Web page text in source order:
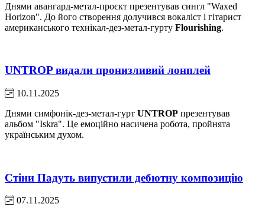
Днями авангард-метал-проєкт презентував сингл "Waxed
Horizon". До його створення долучився вокаліст і гітарист
американського технікал-дез-метал-гурту Flourishing.
UNTROP видали пронизливий лонплей
10.11.2025
Днями симфонік-дез-метал-гурт UNTROP презентував
альбом "Iskra". Це емоційно насичена робота, пройнята
українським духом.
Стіни Падуть випустили дебютну композицію
07.11.2025